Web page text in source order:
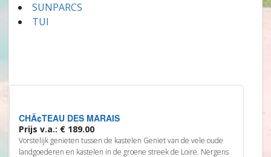
SUNPARCS
TUI
CHÃ¢TEAU DES MARAIS
Prijs v.a.: € 189.00
Vorstelijk genieten tussen de kastelen Geniet van de vele oude
landgoederen en kastelen in de groene streek de Loire. Nergens